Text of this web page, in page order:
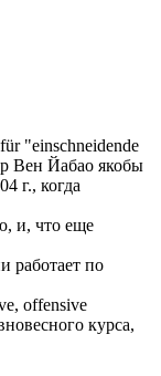
"einschneidende
Вен Йабао якобы
г., когда
и, что еще
работает по
offensive
курса,